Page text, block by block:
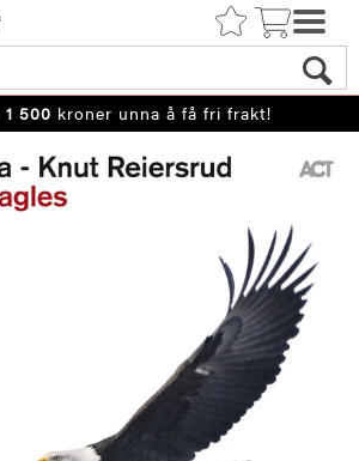
1 500 kroner unna å få fri frakt!